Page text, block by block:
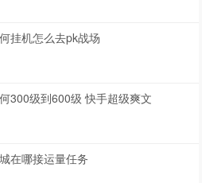
挂机怎么去pk战场
300级到600级 快手超级爽文
在哪接运量任务